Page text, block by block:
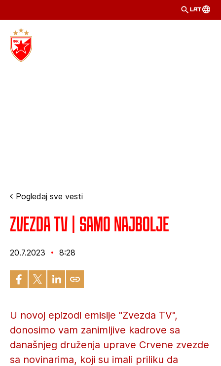
LAT
Pogledaj sve vesti
Zvezda TV | Samo najbolje
20.7.2023 8:28
U novoj epizodi emisije "Zvezda TV",
donosimo vam zanimljive kadrove sa
današnjeg druženja uprave Crvene zvezde
sa novinarima, koji su imali priliku da